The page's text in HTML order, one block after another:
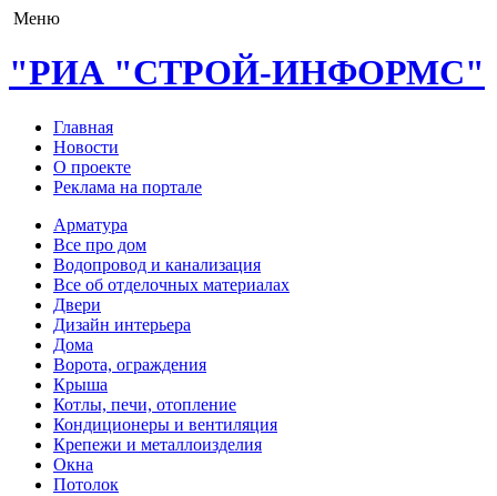
Меню
"РИА "СТРОЙ-ИНФОРМС"
Главная
Новости
О проекте
Реклама на портале
Арматура
Все про дом
Водопровод и канализация
Все об отделочных материалах
Двери
Дизайн интерьера
Дома
Ворота, ограждения
Крыша
Котлы, печи, отопление
Кондиционеры и вентиляция
Крепежи и металлоизделия
Окна
Потолок